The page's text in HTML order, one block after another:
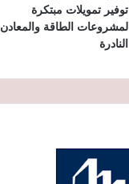
توفير تمويلات مبتكرة
لمشروعات الطاقة والمعادن
النادرة